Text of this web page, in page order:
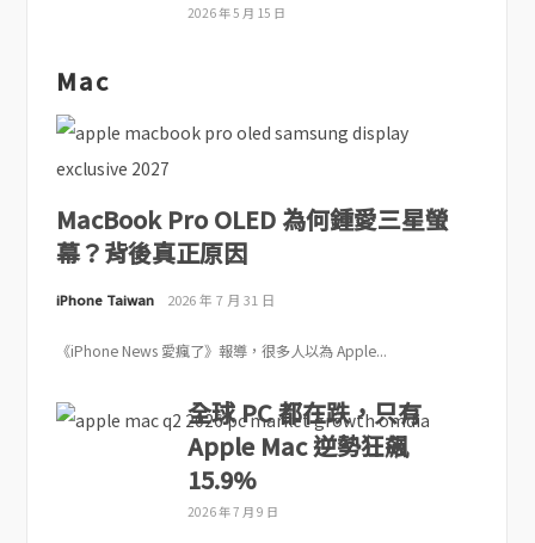
2026 年 5 月 15 日
Mac
MacBook Pro OLED 為何鍾愛三星螢
幕？背後真正原因
iPhone Taiwan 2026 年 7 月 31 日
《iPhone News 愛瘋了》報導，很多人以為 Apple...
全球 PC 都在跌，只有
Apple Mac 逆勢狂飆
15.9%
2026 年 7 月 9 日